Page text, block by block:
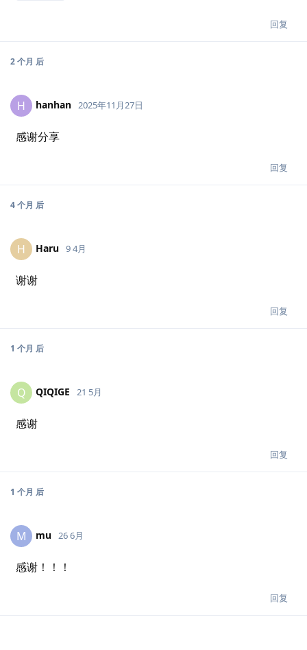
回复
2 个月 后
H hanhan 2025年11月27日
感谢分享
回复
4 个月 后
H Haru 9 4月
谢谢
回复
1 个月 后
Q QIQIGE 21 5月
感谢
回复
1 个月 后
M mu 26 6月
感谢！！！
回复